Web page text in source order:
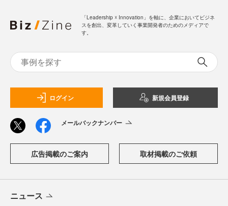
「Leadership ☓ Innovation」を軸に、企業においてビジネ
スを創出、変革していく事業開発者のためのメディアで
す。
ログイン 新規会員登録
メールバックナンバー
広告掲載のご案内 取材掲載のご依頼
ニュース